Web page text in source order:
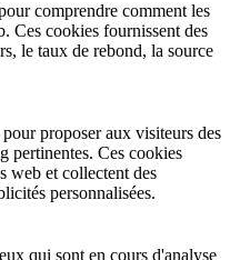
comprendre comment les
Ces cookies fournissent des
le taux de rebond, la source
proposer aux visiteurs des
pertinentes. Ces cookies
web et collectent des
personnalisées.
qui sont en cours d'analyse